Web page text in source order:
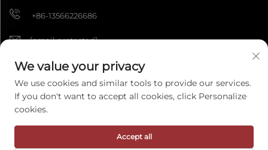
+86-13566226686
[email protected]
Copyright © 2026 Wenzhou Fengke Crafts Co., Ltd. Všechna práva
vyhrazena.
Zásady ochrany osobních údajů
We value your privacy
We use cookies and similar tools to provide our services.
If you don't want to accept all cookies, click Personalize
cookies.
Accept all